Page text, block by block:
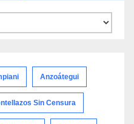
Anzoátegui
Sin Censura